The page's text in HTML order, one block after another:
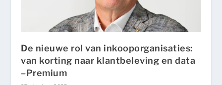
De nieuwe rol van inkooporganisaties:
van korting naar klantbeleving en data
–Premium